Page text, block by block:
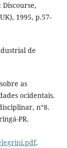
Discourse,
1995, p.57-
de
as
ocidentais.
n°8.
PR.
.